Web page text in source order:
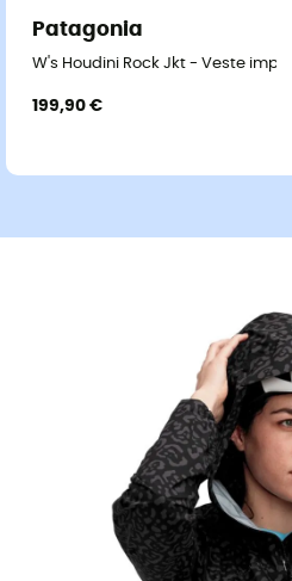
Patagonia
W's Houdini Rock Jkt - Veste
199,90 €